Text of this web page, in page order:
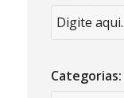
Categorias: